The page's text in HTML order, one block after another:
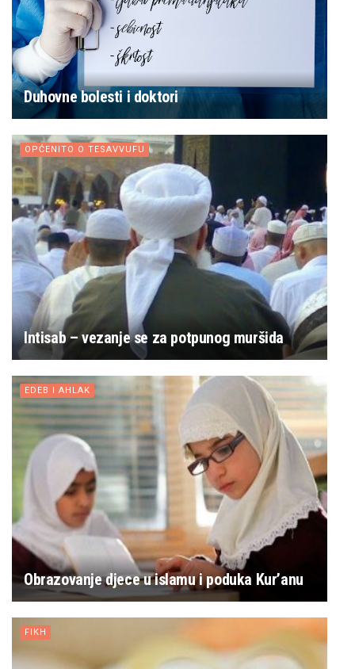
Duhovne bolesti i doktori
OPĆENITO O TESAVVUFU
Intisab – vezanje se za potpunog muršida
EDEB I AHLAK
Obrazovanje djece u islamu i poduka Kur’anu
FIKH